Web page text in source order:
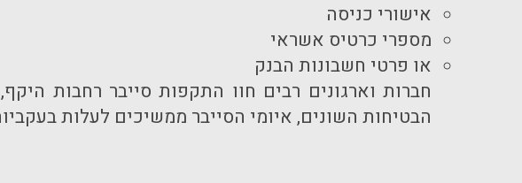
אישורי כניסה
מספרי כרטיס אשראי
או פרטי חשבונות הבנק
חברות וארגונים רבים חוו התקפות סייבר רחבות
הבטיחות השונים, איומי הסייבר ממשיכים לעלות